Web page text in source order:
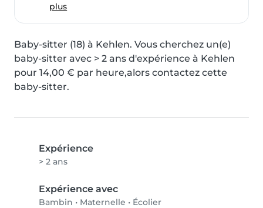
plus
Baby-sitter (18) à Kehlen. Vous cherchez un(e)
baby-sitter avec > 2 ans d'expérience à Kehlen
pour 14,00 € par heure,alors contactez cette
baby-sitter.
Expérience
> 2 ans
Expérience avec
Bambin • Maternelle • Écolier